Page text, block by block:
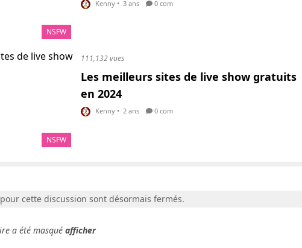
NSFW
Kenny • 3 ans 0 com
NSFW
111,132 vues
Les meilleurs sites de live show gratuits
en 2024
Kenny • 2 ans 0 com
cette discussion sont désormais fermés.
a été masqué afficher